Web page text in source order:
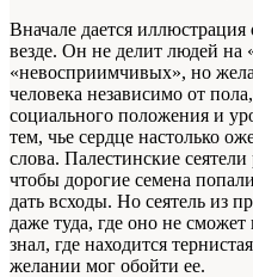
Вначале дается
везде. Он не делит людей
«невосприимчивых», но
человека независимо от
социального положения и
тем, чье сердце настолько
слова. Палестинские
чтобы дорогие семена
дать всходы. Но сеятель из
даже туда, где оно не
знал, где находится
желании мог обойти ее.